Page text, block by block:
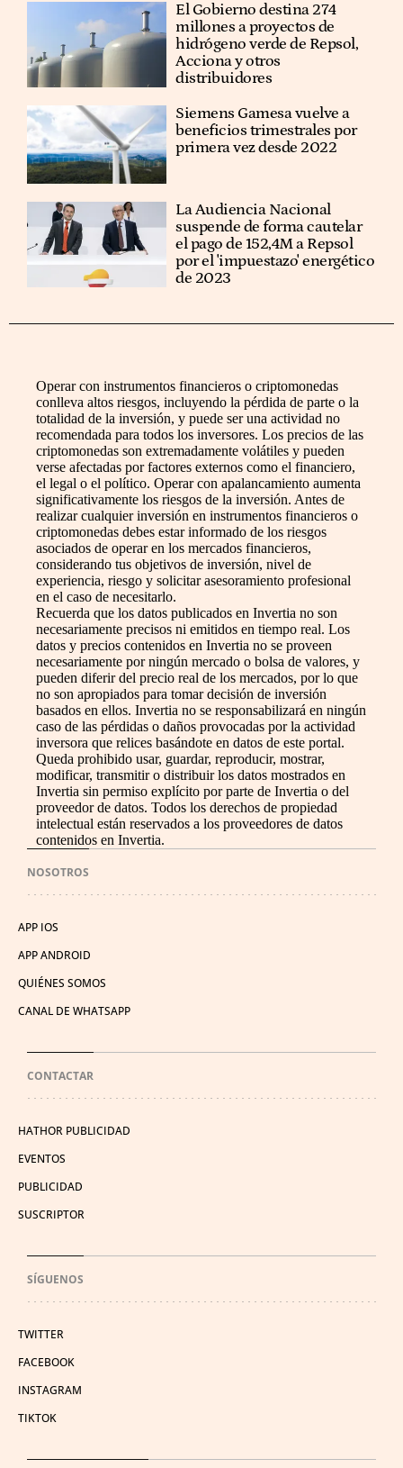
El Gobierno destina 274
millones a proyectos de
hidrógeno verde de Repsol,
Acciona y otros
distribuidores
Siemens Gamesa vuelve a
beneficios trimestrales por
primera vez desde 2022
La Audiencia Nacional
suspende de forma cautelar
el pago de 152,4M a Repsol
por el 'impuestazo' energético
de 2023
Operar con instrumentos financieros o criptomonedas
conlleva altos riesgos, incluyendo la pérdida de parte o la
totalidad de la inversión, y puede ser una actividad no
recomendada para todos los inversores. Los precios de las
criptomonedas son extremadamente volátiles y pueden
verse afectadas por factores externos como el financiero,
el legal o el político. Operar con apalancamiento aumenta
significativamente los riesgos de la inversión. Antes de
realizar cualquier inversión en instrumentos financieros o
criptomonedas debes estar informado de los riesgos
asociados de operar en los mercados financieros,
considerando tus objetivos de inversión, nivel de
experiencia, riesgo y solicitar asesoramiento profesional
en el caso de necesitarlo.
Recuerda que los datos publicados en Invertia no son
necesariamente precisos ni emitidos en tiempo real. Los
datos y precios contenidos en Invertia no se proveen
necesariamente por ningún mercado o bolsa de valores, y
pueden diferir del precio real de los mercados, por lo que
no son apropiados para tomar decisión de inversión
basados en ellos. Invertia no se responsabilizará en ningún
caso de las pérdidas o daños provocadas por la actividad
inversora que relices basándote en datos de este portal.
Queda prohibido usar, guardar, reproducir, mostrar,
modificar, transmitir o distribuir los datos mostrados en
Invertia sin permiso explícito por parte de Invertia o del
proveedor de datos. Todos los derechos de propiedad
intelectual están reservados a los proveedores de datos
contenidos en Invertia.
NOSOTROS
APP IOS
APP ANDROID
QUIÉNES SOMOS
CANAL DE WHATSAPP
CONTACTAR
HATHOR PUBLICIDAD
EVENTOS
PUBLICIDAD
SUSCRIPTOR
SÍGUENOS
TWITTER
FACEBOOK
INSTAGRAM
TIKTOK